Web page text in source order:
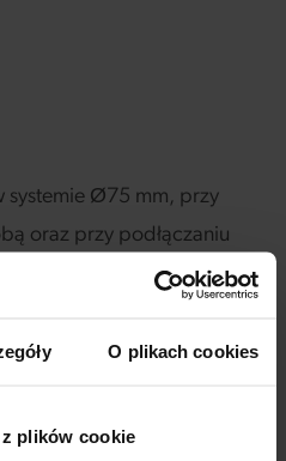
O plikach cookies
plików cookie
systemie Ø75 mm, przy
oraz przy podłączaniu
rozdzielaczy i skrzynek